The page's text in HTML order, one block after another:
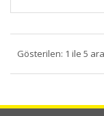
Gösterilen: 1 ile 5